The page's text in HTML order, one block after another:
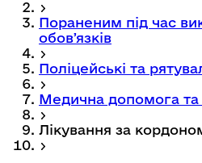
Пораненим під час
обовʼязків
Поліцейські та
Медична допомога та
Лікування за